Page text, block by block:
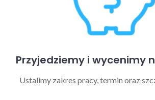
Przyjedziemy i wycenimy
Ustalimy zakres pracy, termin oraz